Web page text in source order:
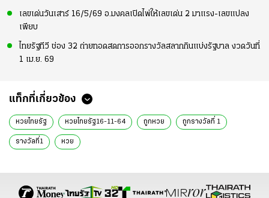
เลขเด่นวันเสาร์ 16/5/69 อ.มงคลเปิดไพ่ให้เลขเด่น 2 มาแรง-เลขแปลง
เพียบ
ไทยรัฐทีวี ช่อง 32 ถ่ายทอดสดการออกรางวัลสลากกินแบ่งรัฐบาล งวดวันที่
1 เม.ย. 69
แท็กที่เกี่ยวข้อง
หวยไทยรัฐ หวยไทยรัฐ16-11-64 ถูกหวย ถูกรางวัลที่ 1
รางวัลที่1 หวย